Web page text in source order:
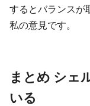
するとバランスが
私の意見です。
まとめ シェ
いる